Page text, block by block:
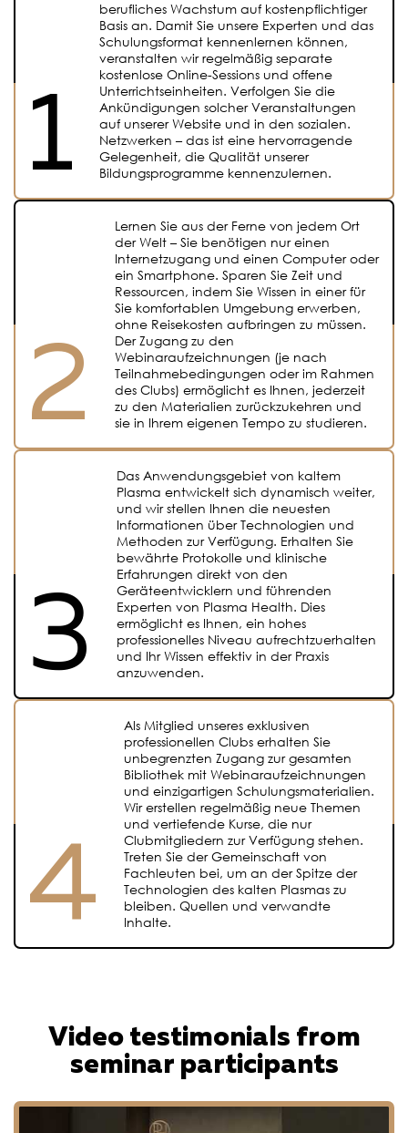
berufliches Wachstum auf kostenpflichtiger
Basis an. Damit Sie unsere Experten und das
Schulungsformat kennenlernen können,
veranstalten wir regelmäßig separate
kostenlose Online-Sessions und offene
Unterrichtseinheiten. Verfolgen Sie die
Ankündigungen solcher Veranstaltungen
auf unserer Website und in den sozialen.
Netzwerken – das ist eine hervorragende
Gelegenheit, die Qualität unserer
Bildungsprogramme kennenzulernen.
Lernen Sie aus der Ferne von jedem Ort
der Welt – Sie benötigen nur einen
Internetzugang und einen Computer oder
ein Smartphone. Sparen Sie Zeit und
Ressourcen, indem Sie Wissen in einer für
Sie komfortablen Umgebung erwerben,
ohne Reisekosten aufbringen zu müssen.
Der Zugang zu den
Webinaraufzeichnungen (je nach
Teilnahmebedingungen oder im Rahmen
des Clubs) ermöglicht es Ihnen, jederzeit
zu den Materialien zurückzukehren und
sie in Ihrem eigenen Tempo zu studieren.
Das Anwendungsgebiet von kaltem
Plasma entwickelt sich dynamisch weiter,
und wir stellen Ihnen die neuesten
Informationen über Technologien und
Methoden zur Verfügung. Erhalten Sie
bewährte Protokolle und klinische
Erfahrungen direkt von den
Geräteentwicklern und führenden
Experten von Plasma Health. Dies
ermöglicht es Ihnen, ein hohes
professionelles Niveau aufrechtzuerhalten
und Ihr Wissen effektiv in der Praxis
anzuwenden.
Als Mitglied unseres exklusiven
professionellen Clubs erhalten Sie
unbegrenzten Zugang zur gesamten
Bibliothek mit Webinaraufzeichnungen
und einzigartigen Schulungsmaterialien.
Wir erstellen regelmäßig neue Themen
und vertiefende Kurse, die nur
Clubmitgliedern zur Verfügung stehen.
Treten Sie der Gemeinschaft von
Fachleuten bei, um an der Spitze der
Technologien des kalten Plasmas zu
bleiben. Quellen und verwandte
Inhalte.
Video testimonials from
seminar participants